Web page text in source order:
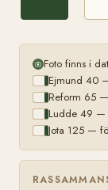
Foto finns i
Ejmund 40
Reform 65
Ludde 49 —
Jota 125 —